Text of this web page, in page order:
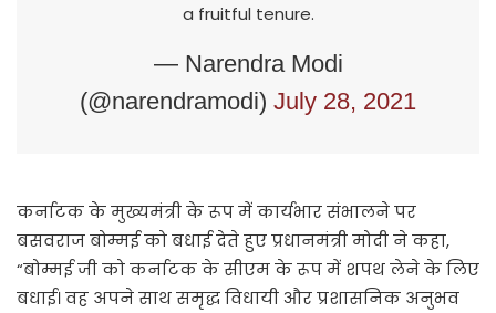
a fruitful tenure.
— Narendra Modi
(@narendramodi) July 28, 2021
कर्नाटक के मुख्यमंत्री के रूप में कार्यभार संभालने पर
बसवराज बोम्मई को बधाई देते हुए प्रधानमंत्री मोदी ने कहा,
“बोम्मई जी को कर्नाटक के सीएम के रूप में शपथ लेने के लिए
बधाई। वह अपने साथ समृद्ध विधायी और प्रशासनिक अनुभव